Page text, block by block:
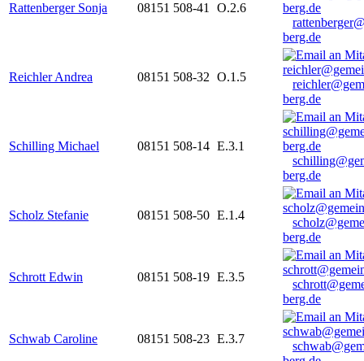
Rattenberger Sonja 08151 508-41
O.2.6
berg.de
Reichler Andrea 08151 508-32 O.1.5
berg.de
Schilling Michael 08151 508-14 E.3.1
berg.de
Scholz Stefanie 08151 508-50 E.1.4
berg.de
Schrott Edwin 08151 508-19 E.3.5
berg.de
Schwab Caroline 08151 508-23 E.3.7